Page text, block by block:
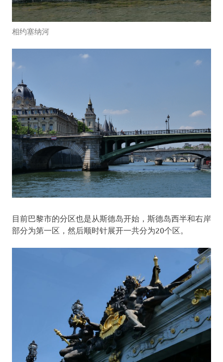
相约塞纳河
目前巴黎市的分区也是从斯德岛开始，斯德岛西半和右岸
部分为第一区，然后顺时针展开一共分为20个区。